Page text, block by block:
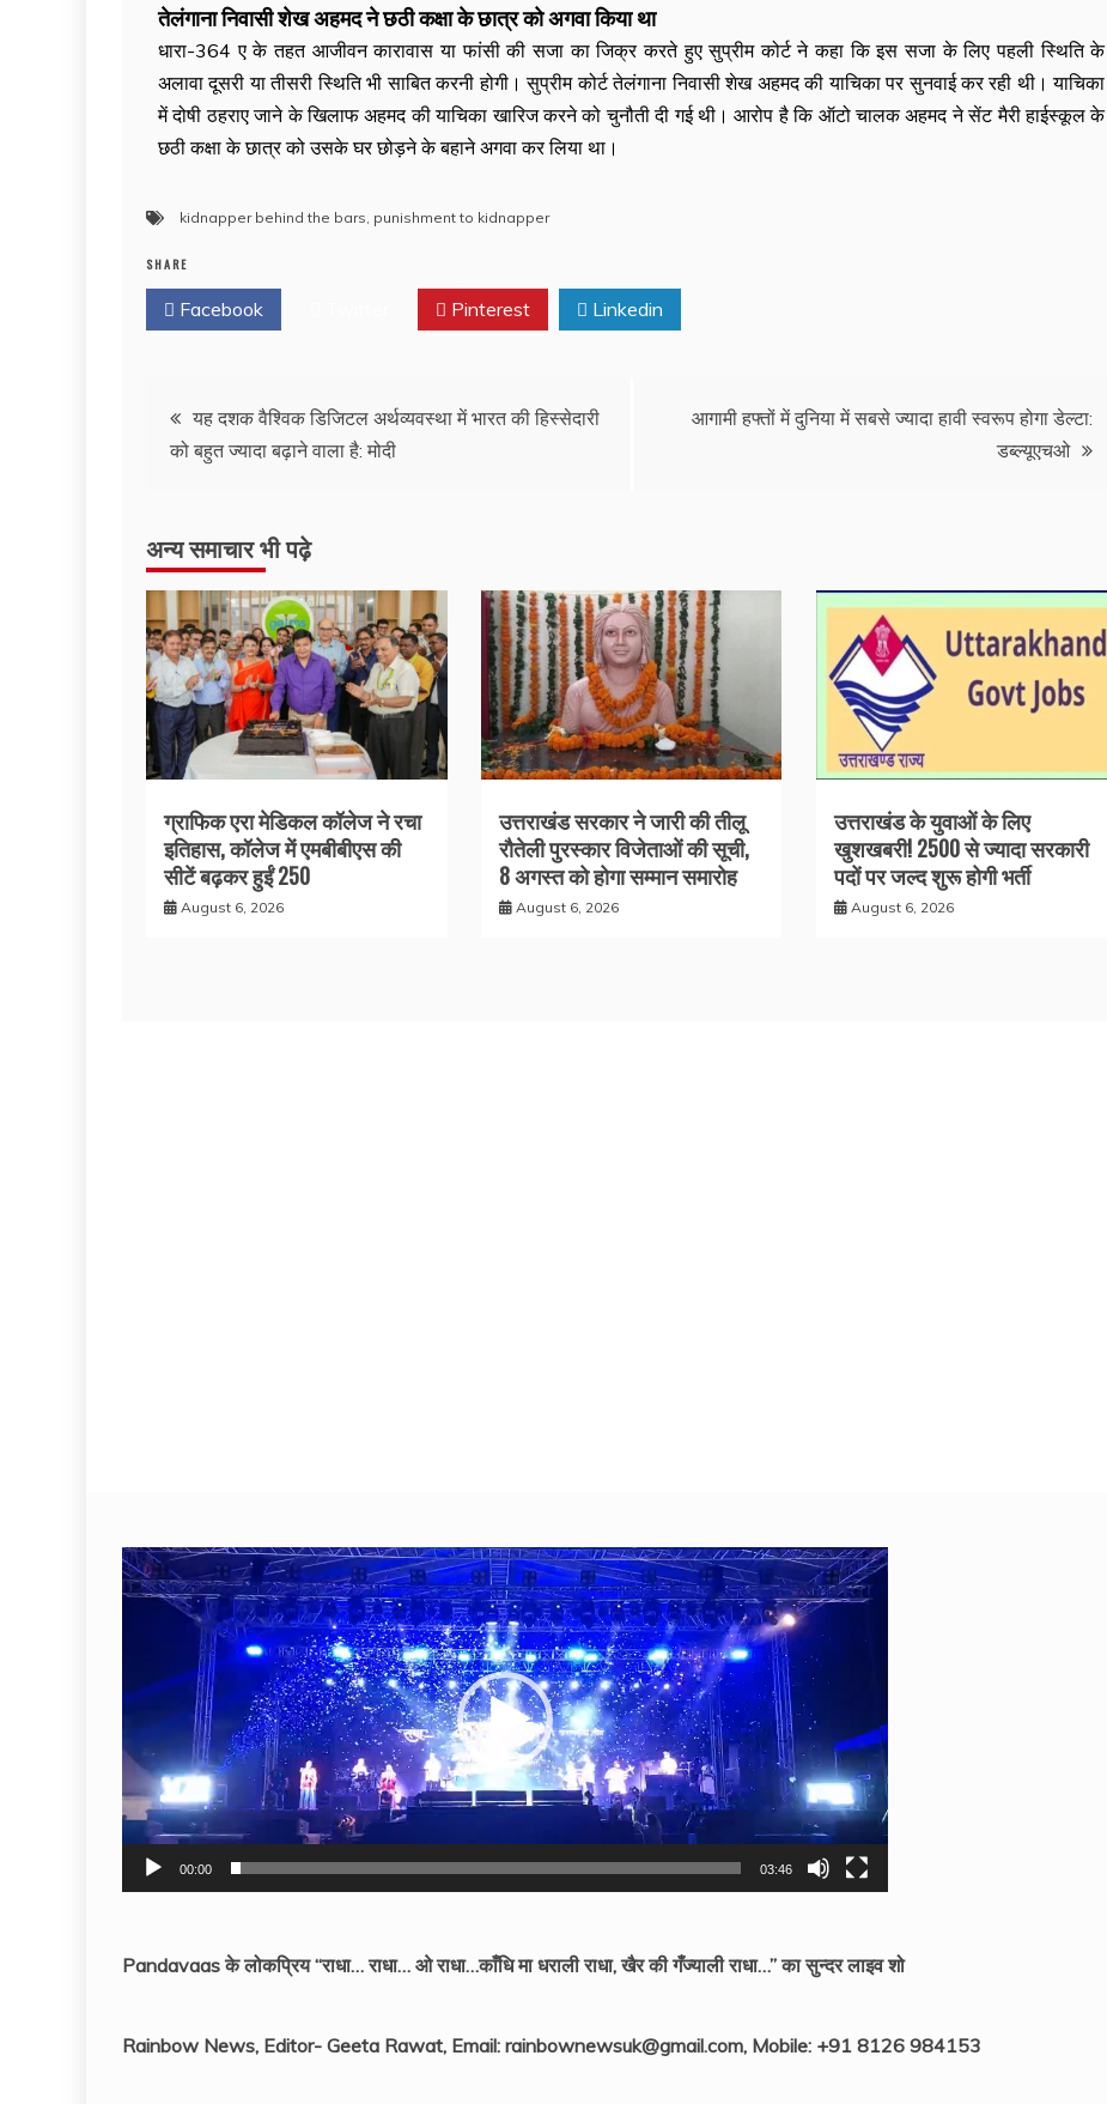
तेलंगाना निवासी शेख अहमद ने छठी कक्षा के छात्र को अगवा किया था
धारा-364 ए के तहत आजीवन कारावास या फांसी की सजा का जिक्र करते हुए सुप्रीम कोर्ट ने कहा कि इस सजा के लिए पहली स्थिति के
अलावा दूसरी या तीसरी स्थिति भी साबित करनी होगी। सुप्रीम कोर्ट तेलंगाना निवासी शेख अहमद की याचिका पर सुनवाई कर रही थी। याचिका
में दोषी ठहराए जाने के खिलाफ अहमद की याचिका खारिज करने को चुनौती दी गई थी। आरोप है कि ऑटो चालक अहमद ने सेंट मैरी हाईस्कूल के
छठी कक्षा के छात्र को उसके घर छोड़ने के बहाने अगवा कर लिया था।
kidnapper behind the bars, punishment to kidnapper
SHARE
Facebook Pinterest Linkedin
यह दशक वैश्विक डिजिटल अर्थव्यवस्था में भारत की हिस्सेदारी
को बहुत ज्यादा बढ़ाने वाला है: मोदी
आगामी हफ्तों में दुनिया में सबसे ज्यादा हावी स्वरूप होगा डेल्टा:
डब्ल्यूएचओ
अन्य समाचार भी पढ़े
ग्राफिक एरा मेडिकल कॉलेज ने रचा
इतिहास, कॉलेज में एमबीबीएस की
सीटें बढ़कर हुईं 250
August 6, 2026
उत्तराखंड सरकार ने जारी की तीलू
रौतेली पुरस्कार विजेताओं की सूची,
8 अगस्त को होगा सम्मान समारोह
August 6, 2026
उत्तराखंड के युवाओं के लिए
खुशखबरी! 2500 से ज्यादा सरकारी
पदों पर जल्द शुरू होगी भर्ती
August 6, 2026
Video
Player
00:00 03:46
Pandavaas के लोकप्रिय “राधा… राधा… ओ राधा…काँधि मा धराली राधा, खैर की गँज्याली राधा…” का सुन्दर लाइव शो
Rainbow News, Editor- Geeta Rawat, Email: rainbownewsuk@gmail.com, Mobile: +91 8126 984153